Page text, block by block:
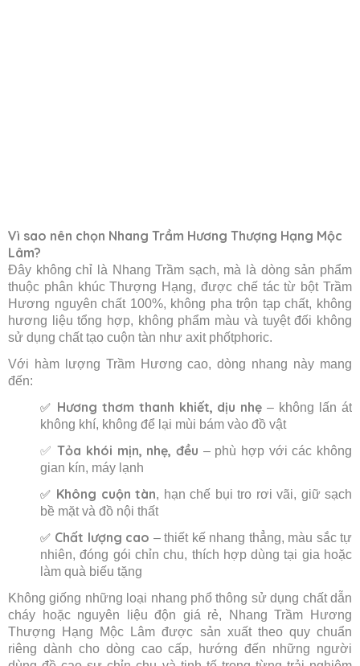
Vì sao nên chọn Nhang Trầm Hương Thượng Hạng Mộc
Lâm?
Đây không chỉ là Nhang Trầm sạch, mà là dòng sản phẩm
thuộc phân khúc Thượng Hạng, được chế tác từ bột Trầm
Hương nguyên chất 100%, không pha trộn tạp chất, không
hương liệu tổng hợp, không phẩm màu và tuyệt đối không
sử dụng chất tạo cuộn tàn như axit phốtphoric.
Với hàm lượng Trầm Hương cao, dòng nhang này mang
đến:
✅ Hương thơm thanh khiết, dịu nhẹ – không lấn át
không khí, không để lại mùi bám vào đồ vật
✅Tỏa khói mịn, nhẹ, đều – phù hợp với các không
gian kín, máy lạnh
✅ Không cuộn tàn, hạn chế bụi tro rơi vãi, giữ sạch
bề mặt và đồ nội thất
✅ Chất lượng cao – thiết kế nhang thẳng, màu sắc tự
nhiên, đóng gói chỉn chu, thích hợp dùng tại gia hoặc
làm quà biếu tặng
Không giống những loại nhang phổ thông sử dụng chất dẫn
cháy hoặc nguyên liệu độn giá rẻ, Nhang Trầm Hương
Thượng Hạng Mộc Lâm được sản xuất theo quy chuẩn
riêng dành cho dòng cao cấp, hướng đến những người